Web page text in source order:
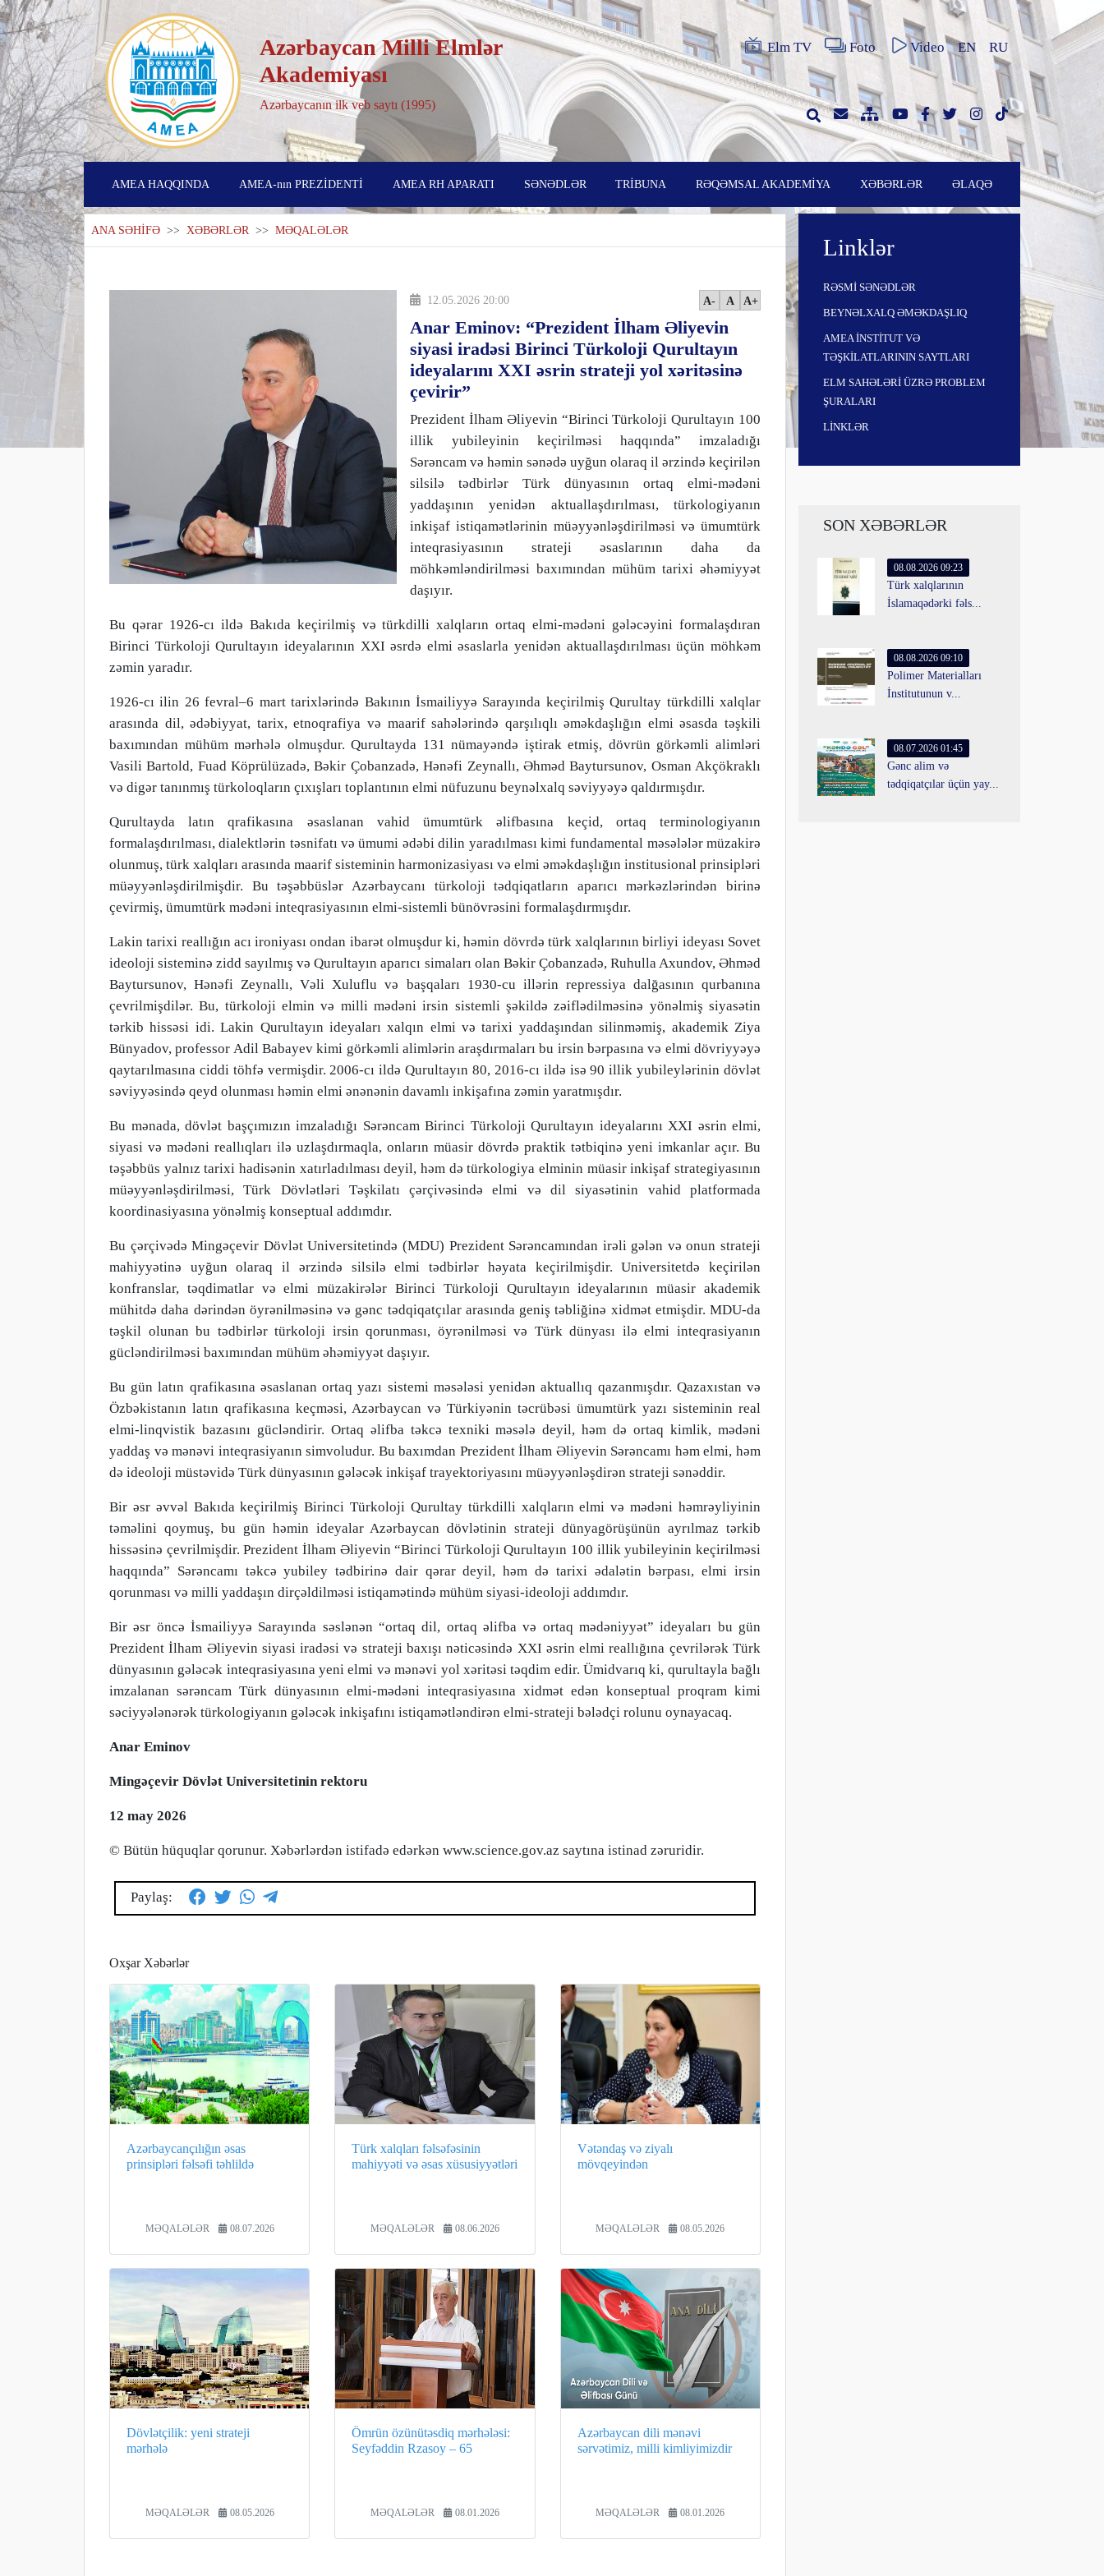
Azərbaycan Milli Elmlər
Akademiyası
Azərbaycanın ilk veb saytı (1995)
Elm TV Foto Video EN RU
AMEA HAQQINDA AMEA-nın PREZİDENTİ AMEA RH APARATI SƏNƏDLƏR TRİBUNA RƏQƏMSAL AKADEMİYA XƏBƏRLƏR ƏLAQƏ
ANA SƏHİFƏ >> XƏBƏRLƏR >> MƏQALƏLƏR
12.05.2026 20:00 A- A A+
Anar Eminov: “Prezident İlham Əliyevin
siyasi iradəsi Birinci Türkoloji Qurultayın
ideyalarını XXI əsrin strateji yol xəritəsinə
çevirir”
Prezident İlham Əliyevin “Birinci Türkoloji Qurultayın 100
illik yubileyinin keçirilməsi haqqında” imzaladığı
Sərəncam və həmin sənədə uyğun olaraq il ərzində keçirilən
silsilə tədbirlər Türk dünyasının ortaq elmi-mədəni
yaddaşının yenidən aktuallaşdırılması, türkologiyanın
inkişaf istiqamətlərinin müəyyənləşdirilməsi və ümumtürk
inteqrasiyasının strateji əsaslarının daha da
möhkəmləndirilməsi baxımından mühüm tarixi əhəmiyyət
daşıyır.
Bu qərar 1926-cı ildə Bakıda keçirilmiş və türkdilli xalqların ortaq elmi-mədəni gələcəyini formalaşdıran
Birinci Türkoloji Qurultayın ideyalarının XXI əsrdə elmi əsaslarla yenidən aktuallaşdırılması üçün möhkəm
zəmin yaradır.
1926-cı ilin 26 fevral–6 mart tarixlərində Bakının İsmailiyyə Sarayında keçirilmiş Qurultay türkdilli xalqlar
arasında dil, ədəbiyyat, tarix, etnoqrafiya və maarif sahələrində qarşılıqlı əməkdaşlığın elmi əsasda təşkili
baxımından mühüm mərhələ olmuşdur. Qurultayda 131 nümayəndə iştirak etmiş, dövrün görkəmli alimləri
Vasili Bartold, Fuad Köprülüzadə, Bəkir Çobanzadə, Hənəfi Zeynallı, Əhməd Baytursunov, Osman Akçökraklı
və digər tanınmış türkoloqların çıxışları toplantının elmi nüfuzunu beynəlxalq səviyyəyə qaldırmışdır.
Qurultayda latın qrafikasına əsaslanan vahid ümumtürk əlifbasına keçid, ortaq terminologiyanın
formalaşdırılması, dialektlərin təsnifatı və ümumi ədəbi dilin yaradılması kimi fundamental məsələlər müzakirə
olunmuş, türk xalqları arasında maarif sisteminin harmonizasiyası və elmi əməkdaşlığın institusional prinsipləri
müəyyənləşdirilmişdir. Bu təşəbbüslər Azərbaycanı türkoloji tədqiqatların aparıcı mərkəzlərindən birinə
çevirmiş, ümumtürk mədəni inteqrasiyasının elmi-sistemli bünövrəsini formalaşdırmışdır.
Lakin tarixi reallığın acı ironiyası ondan ibarət olmuşdur ki, həmin dövrdə türk xalqlarının birliyi ideyası Sovet
ideoloji sisteminə zidd sayılmış və Qurultayın aparıcı simaları olan Bəkir Çobanzadə, Ruhulla Axundov, Əhməd
Baytursunov, Hənəfi Zeynallı, Vəli Xuluflu və başqaları 1930-cu illərin repressiya dalğasının qurbanına
çevrilmişdilər. Bu, türkoloji elmin və milli mədəni irsin sistemli şəkildə zəiflədilməsinə yönəlmiş siyasətin
tərkib hissəsi idi. Lakin Qurultayın ideyaları xalqın elmi və tarixi yaddaşından silinməmiş, akademik Ziya
Bünyadov, professor Adil Babayev kimi görkəmli alimlərin araşdırmaları bu irsin bərpasına və elmi dövriyyəyə
qaytarılmasına ciddi töhfə vermişdir. 2006-cı ildə Qurultayın 80, 2016-cı ildə isə 90 illik yubileylərinin dövlət
səviyyəsində qeyd olunması həmin elmi ənənənin davamlı inkişafına zəmin yaratmışdır.
Bu mənada, dövlət başçımızın imzaladığı Sərəncam Birinci Türkoloji Qurultayın ideyalarını XXI əsrin elmi,
siyasi və mədəni reallıqları ilə uzlaşdırmaqla, onların müasir dövrdə praktik tətbiqinə yeni imkanlar açır. Bu
təşəbbüs yalnız tarixi hadisənin xatırladılması deyil, həm də türkologiya elminin müasir inkişaf strategiyasının
müəyyənləşdirilməsi, Türk Dövlətləri Təşkilatı çərçivəsində elmi və dil siyasətinin vahid platformada
koordinasiyasına yönəlmiş konseptual addımdır.
Bu çərçivədə Mingəçevir Dövlət Universitetində (MDU) Prezident Sərəncamından irəli gələn və onun strateji
mahiyyətinə uyğun olaraq il ərzində silsilə elmi tədbirlər həyata keçirilmişdir. Universitetdə keçirilən
konfranslar, təqdimatlar və elmi müzakirələr Birinci Türkoloji Qurultayın ideyalarının müasir akademik
mühitdə daha dərindən öyrənilməsinə və gənc tədqiqatçılar arasında geniş təbliğinə xidmət etmişdir. MDU-da
təşkil olunan bu tədbirlər türkoloji irsin qorunması, öyrənilməsi və Türk dünyası ilə elmi inteqrasiyanın
gücləndirilməsi baxımından mühüm əhəmiyyət daşıyır.
Bu gün latın qrafikasına əsaslanan ortaq yazı sistemi məsələsi yenidən aktuallıq qazanmışdır. Qazaxıstan və
Özbəkistanın latın qrafikasına keçməsi, Azərbaycan və Türkiyənin təcrübəsi ümumtürk yazı sisteminin real
elmi-linqvistik bazasını gücləndirir. Ortaq əlifba təkcə texniki məsələ deyil, həm də ortaq kimlik, mədəni
yaddaş və mənəvi inteqrasiyanın simvoludur. Bu baxımdan Prezident İlham Əliyevin Sərəncamı həm elmi, həm
də ideoloji müstəvidə Türk dünyasının gələcək inkişaf trayektoriyasını müəyyənləşdirən strateji sənəddir.
Bir əsr əvvəl Bakıda keçirilmiş Birinci Türkoloji Qurultay türkdilli xalqların elmi və mədəni həmrəyliyinin
təməlini qoymuş, bu gün həmin ideyalar Azərbaycan dövlətinin strateji dünyagörüşünün ayrılmaz tərkib
hissəsinə çevrilmişdir. Prezident İlham Əliyevin “Birinci Türkoloji Qurultayın 100 illik yubileyinin keçirilməsi
haqqında” Sərəncamı təkcə yubiley tədbirinə dair qərar deyil, həm də tarixi ədalətin bərpası, elmi irsin
qorunması və milli yaddaşın dirçəldilməsi istiqamətində mühüm siyasi-ideoloji addımdır.
Bir əsr öncə İsmailiyyə Sarayında səslənən “ortaq dil, ortaq əlifba və ortaq mədəniyyət” ideyaları bu gün
Prezident İlham Əliyevin siyasi iradəsi və strateji baxışı nəticəsində XXI əsrin elmi reallığına çevrilərək Türk
dünyasının gələcək inteqrasiyasına yeni elmi və mənəvi yol xəritəsi təqdim edir. Ümidvarıq ki, qurultayla bağlı
imzalanan sərəncam Türk dünyasının elmi-mədəni inteqrasiyasına xidmət edən konseptual proqram kimi
səciyyələnərək türkologiyanın gələcək inkişafını istiqamətləndirən elmi-strateji bələdçi rolunu oynayacaq.
Anar Eminov
Mingəçevir Dövlət Universitetinin rektoru
12 may 2026
© Bütün hüquqlar qorunur. Xəbərlərdən istifadə edərkən www.science.gov.az saytına istinad zəruridir.
Paylaş:
Oxşar Xəbərlər
Azərbaycançılığın əsas
prinsipləri fəlsəfi təhlildə
MƏQALƏLƏR 08.07.2026
Türk xalqları fəlsəfəsinin
mahiyyəti və əsas xüsusiyyətləri
MƏQALƏLƏR 08.06.2026
Vətəndaş və ziyalı
mövqeyindən
MƏQALƏLƏR 08.05.2026
Dövlətçilik: yeni strateji
mərhələ
MƏQALƏLƏR 08.05.2026
Ömrün özünütəsdiq mərhələsi:
Seyfəddin Rzasoy – 65
MƏQALƏLƏR 08.01.2026
Azərbaycan dili mənəvi
sərvətimiz, milli kimliyimizdir
MƏQALƏLƏR 08.01.2026
Linklər
RƏSMİ SƏNƏDLƏR
BEYNƏLXALQ ƏMƏKDAŞLIQ
AMEA İNSTİTUT VƏ
TƏŞKİLATLARININ SAYTLARI
ELM SAHƏLƏRİ ÜZRƏ PROBLEM
ŞURALARI
LİNKLƏR
SON XƏBƏRLƏR
08.08.2026 09:23
Türk xalqlarının
İslamaqədərki fəls...
08.08.2026 09:10
Polimer Materialları
İnstitutunun v...
08.07.2026 01:45
Gənc alim və
tədqiqatçılar üçün yay...